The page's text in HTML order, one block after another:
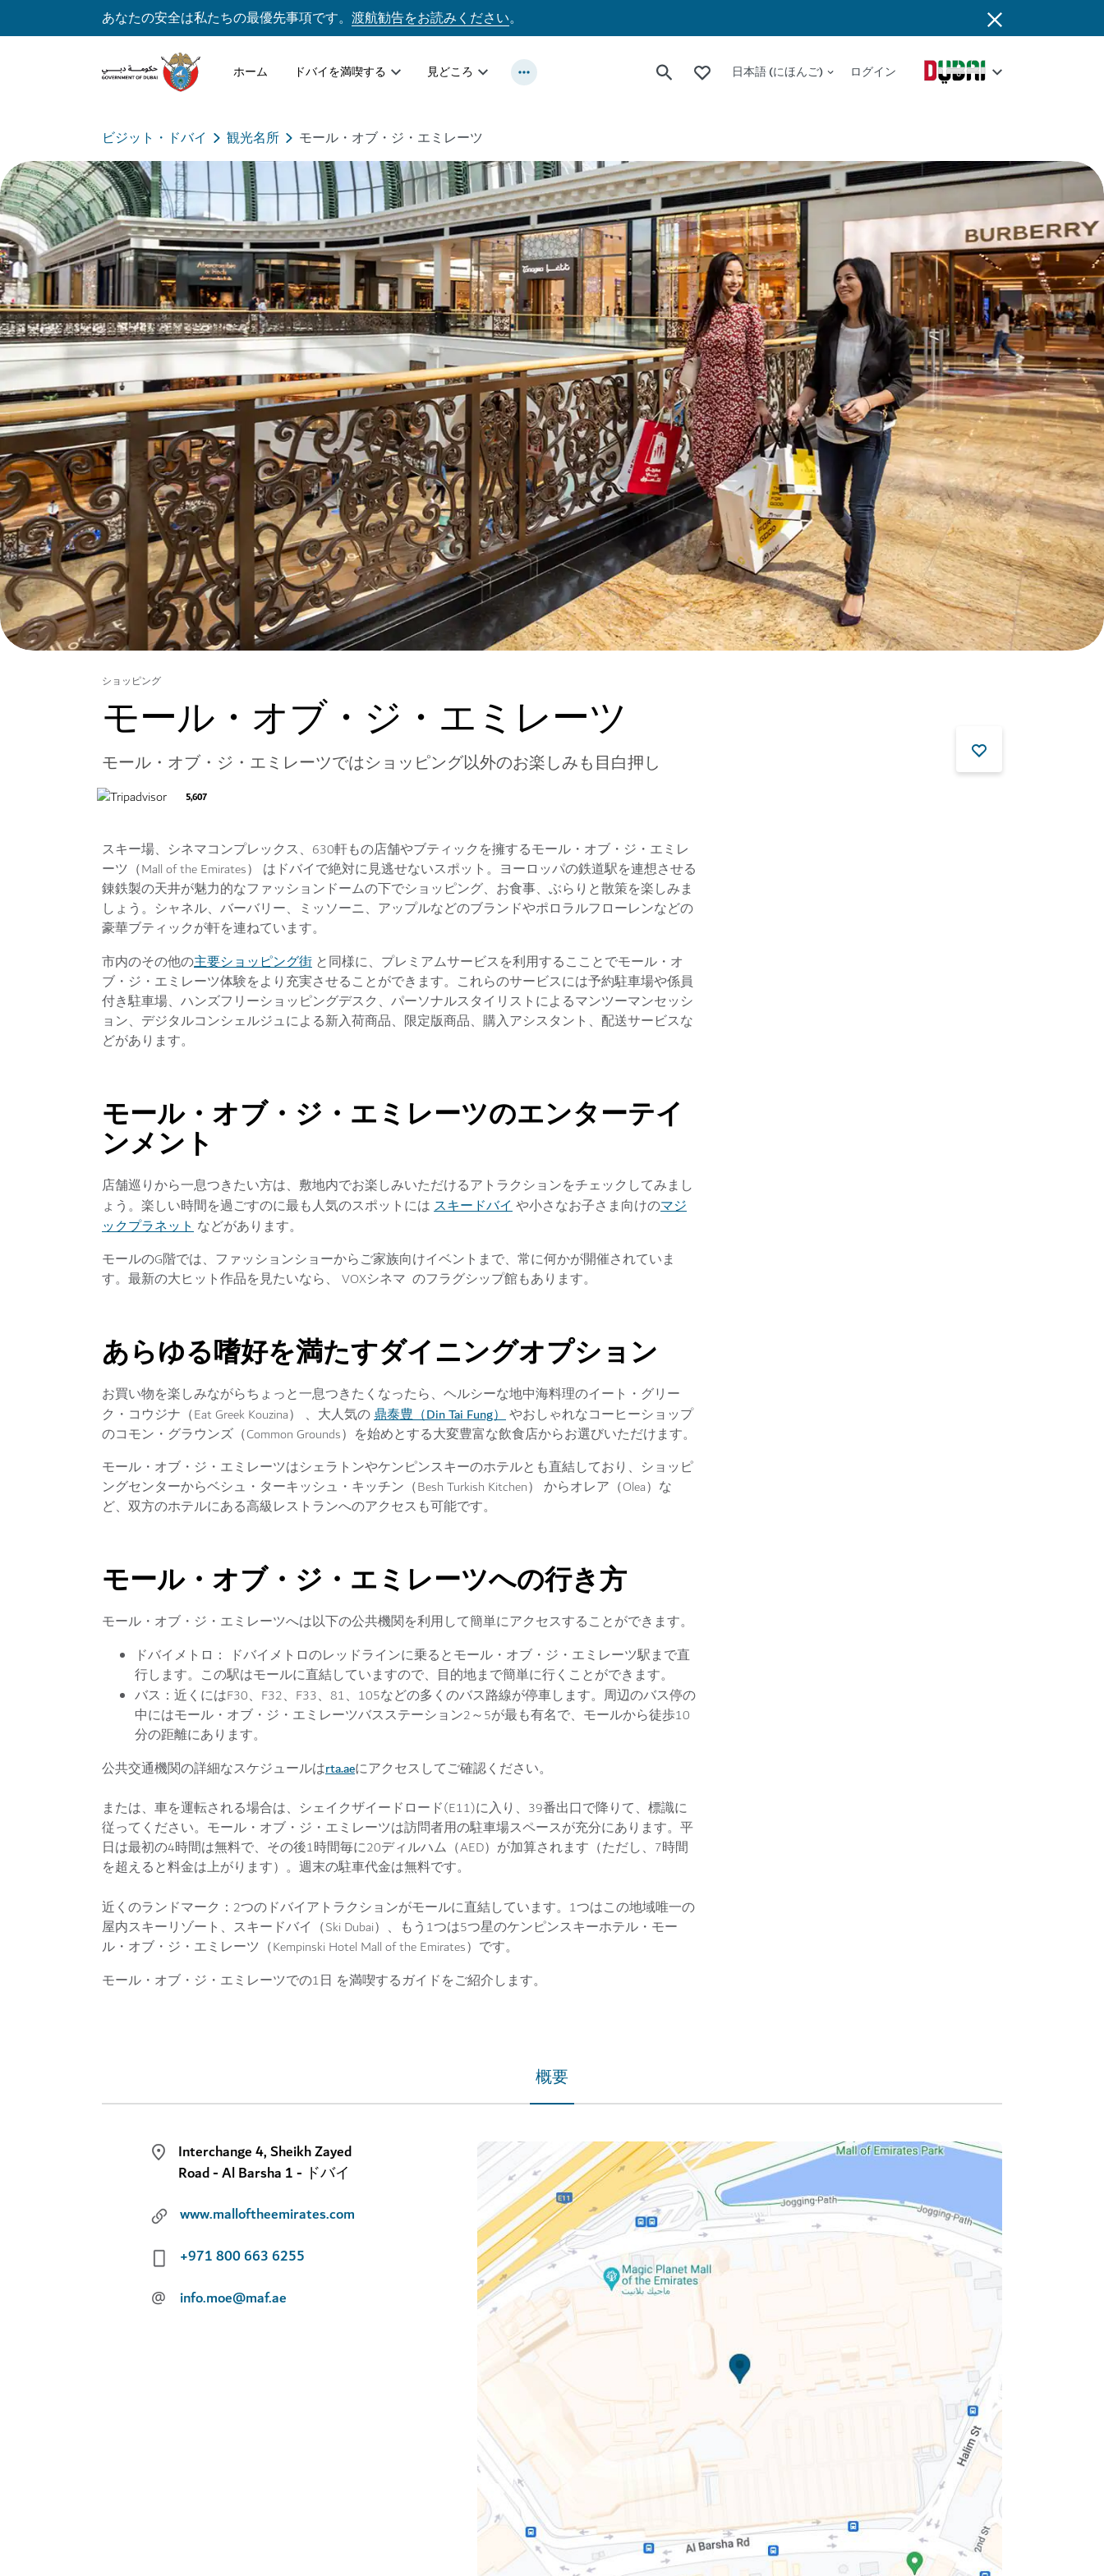
あなたの安全は私たちの最優先事項です。 渡航勧告をお読みください。
ホーム ドバイを満喫する 見どころ 日本語 (にほんご) ログイン
ビジット・ドバイ 観光名所 モール・オブ・ジ・エミレーツ
ショッピング
モール・オブ・ジ・エミレーツ
モール・オブ・ジ・エミレーツではショッピング以外のお楽しみも目白押し
5,607
スキー場、シネマコンプレックス、630軒もの店舗やブティックを擁するモール・オブ・ジ・エミレ
ーツ（Mall of the Emirates） はドバイで絶対に見逃せないスポット。ヨーロッパの鉄道駅を連想させる
錬鉄製の天井が魅力的なファッションドームの下でショッピング、お食事、ぶらりと散策を楽しみま
しょう。シャネル、バーバリー、ミッソーニ、アップルなどのブランドやポロラルフローレンなどの
豪華ブティックが軒を連ねています。
市内のその他の主要ショッピング街 と同様に、プレミアムサービスを利用するこことでモール・オ
ブ・ジ・エミレーツ体験をより充実させることができます。これらのサービスには予約駐車場や係員
付き駐車場、ハンズフリーショッピングデスク、パーソナルスタイリストによるマンツーマンセッシ
ョン、デジタルコンシェルジュによる新入荷商品、限定版商品、購入アシスタント、配送サービスな
どがあります。
モール・オブ・ジ・エミレーツのエンターテイ
ンメント
店舗巡りから一息つきたい方は、敷地内でお楽しみいただけるアトラクションをチェックしてみまし
ょう。楽しい時間を過ごすのに最も人気のスポットには スキードバイや小さなお子さま向けのマジ
ックプラネット などがあります。
モールのG階では、ファッションショーからご家族向けイベントまで、常に何かが開催されていま
す。最新の大ヒット作品を見たいなら、 VOXシネマ のフラグシップ館もあります。
あらゆる嗜好を満たすダイニングオプション
お買い物を楽しみながらちょっと一息つきたくなったら、ヘルシーな地中海料理のイート・グリー
ク・コウジナ（Eat Greek Kouzina） 、大人気の鼎泰豊（Din Tai Fung）やおしゃれなコーヒーショップ
のコモン・グラウンズ（Common Grounds）を始めとする大変豊富な飲食店からお選びいただけます。
モール・オブ・ジ・エミレーツはシェラトンやケンピンスキーのホテルとも直結しており、ショッピ
ングセンターからベシュ・ターキッシュ・キッチン（Besh Turkish Kitchen） からオレア（Olea）な
ど、双方のホテルにある高級レストランへのアクセスも可能です。
モール・オブ・ジ・エミレーツへの行き方
モール・オブ・ジ・エミレーツへは以下の公共機関を利用して簡単にアクセスすることができます。
ドバイメトロ：
ドバイメトロのレッドラインに乗るとモール・オブ・ジ・エミレーツ駅まで直
行します。この駅はモールに直結していますので、目的地まで簡単に行くことができます。
バス： 近くにはF30、F32、F33、81、105などの多くのバス路線が停車します。周辺のバス停の
中にはモール・オブ・ジ・エミレーツバスステーション2～5が最も有名で、モールから徒歩10
分の距離にあります。
公共交通機関の詳細なスケジュールはrta.aeにアクセスしてご確認ください。
または、車を運転される場合は、シェイクザイードロード(E11)に入り、39番出口で降りて、標識に
従ってください。モール・オブ・ジ・エミレーツは訪問者用の駐車場スペースが充分にあります。平
日は最初の4時間は無料で、その後1時間毎に20ディルハム（AED）が加算されます（ただし、7時間
を超えると料金は上がります）。週末の駐車代金は無料です。
近くのランドマーク： 2つのドバイアトラクションがモールに直結しています。1つはこの地域唯一の
屋内スキーリゾート、スキードバイ（Ski Dubai）、もう1つは5つ星のケンピンスキーホテル・モー
ル・オブ・ジ・エミレーツ（Kempinski Hotel Mall of the Emirates）です。
モール・オブ・ジ・エミレーツでの1日 を満喫するガイドをご紹介します。
概要
Interchange 4, Sheikh Zayed
Road - Al Barsha 1 - ドバイ
www.malloftheemirates.com
+971 800 663 6255
@ info.moe@maf.ae